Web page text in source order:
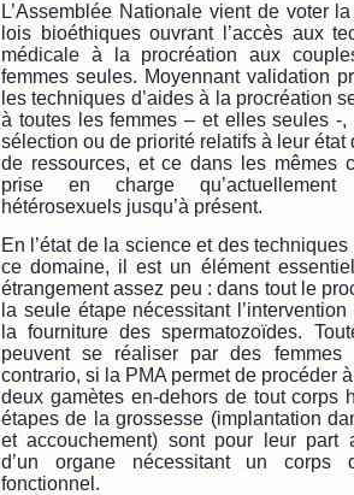
L’Assemblée Nationale vient de voter
lois bioéthiques ouvrant l’accès aux
médicale à la procréation aux
femmes seules. Moyennant validation
les techniques d’aides à la procréation
à toutes les femmes – et elles seules -
sélection ou de priorité relatifs à leur état
de ressources, et ce dans les mêmes
prise en charge
hétérosexuels jusqu’à présent.
En l’état de la science et des
ce domaine, il est un élément
étrangement assez peu : dans tout le
la seule étape nécessitant
la fourniture des spermatozoïdes.
peuvent se réaliser par des
contrario, si la PMA permet de procéder
deux gamètes en-dehors de tout corps
étapes de la grossesse (implantation
et accouchement) sont pour leur part
d’un organe nécessitant un corps
fonctionnel.